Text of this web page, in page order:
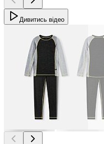
Дивитись відео